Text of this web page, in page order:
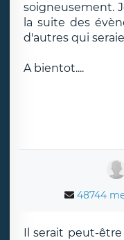
soigneusement.
la suite des
d'autres qui
A bientot....
48744
Il serait peut-